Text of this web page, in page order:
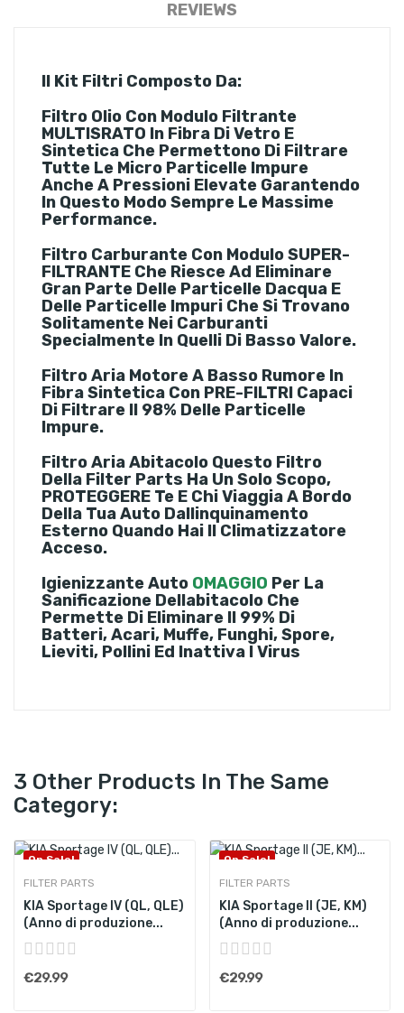
REVIEWS
Il Kit Filtri Composto Da:
Filtro Olio Con Modulo Filtrante
MULTISRATO In Fibra Di Vetro E
Sintetica Che Permettono Di Filtrare
Tutte Le Micro Particelle Impure
Anche A Pressioni Elevate Garantendo
In Questo Modo Sempre Le Massime
Performance.
Filtro Carburante Con Modulo SUPER-
FILTRANTE Che Riesce Ad Eliminare
Gran Parte Delle Particelle Dacqua E
Delle Particelle Impuri Che Si Trovano
Solitamente Nei Carburanti
Specialmente In Quelli Di Basso Valore.
Filtro Aria MotoreA Basso Rumore In
Fibra Sintetica Con PRE-FILTRI Capaci
Di Filtrare Il 98% Delle Particelle
Impure.
Filtro Aria Abitacolo Questo Filtro
Della Filter Parts Ha Un Solo Scopo,
PROTEGGERE Te E Chi Viaggia A Bordo
Della Tua Auto Dallinquinamento
Esterno Quando Hai Il Climatizzatore
Acceso.
Igienizzante Auto OMAGGIO Per La
Sanificazione Dellabitacolo Che
Permette Di Eliminare Il 99% Di
Batteri, Acari, Muffe, Funghi, Spore,
Lieviti, Pollini Ed Inattiva I Virus
3 Other Products In The Same
Category:
On Sale!
FILTER PARTS
KIA Sportage IV (QL, QLE)
(Anno di produzione...
€29.99
On Sale!
FILTER PARTS
KIA Sportage II (JE, KM)
(Anno di produzione...
€29.99